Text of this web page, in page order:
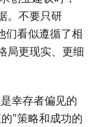
。不要只研
们看似遵循了相
局更现实、更细
幸存者偏见的
"策略和成功的